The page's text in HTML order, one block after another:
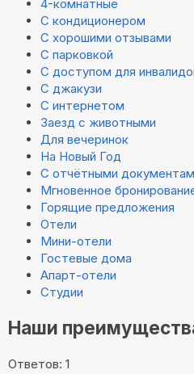
4-комнатные
С кондиционером
С хорошими отзывами
С парковкой
С доступом для
С джакузи
С интернетом
Заезд с животными
Для вечеринок
На Новый Год
С отчётными
Мгновенное
Горящие предложения
Отели
Мини-отели
Гостевые дома
Апарт-отели
Студии
Наши
Ответов: 1